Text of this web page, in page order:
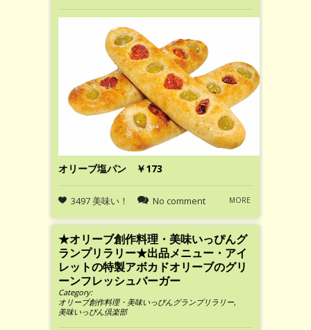
オリーブ塩パン ￥173
3497 美味い！ No comment MORE
★オリーブ創作料理・美味いっぴんグ
ランプリラリー★出品メニュー・アイ
レットの特製アボカドオリーブのグリ
ーンフレッシュバーガー
Category:
オリーブ創作料理・美味いっぴんグランプリラリー,
美味いっぴん倶楽部